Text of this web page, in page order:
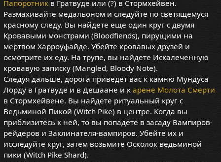
Папоротникв Гратвуде или (?) в Стормхейвен.
Размахивайте медальоном и следуйте по светящемуся
красному следу. Вы найдете еще один круг с двумя
Кровавыми монстрами (Bloodfiends), пирущими на
мертвом Харроуфайде. Убейте кровавых друзей и
осмотрите их еду. На трупе, вы найдете Искалеченную
кровавую записку (Mangled, Bloody Note).
Следуя дальше, дорога приведет вас к камню Мундуса
Лорду в Гратвуде и в Дешаане и к арене Молота Смерти
в Стормхейвене. Вы найдете ритуальный круг с
Ведьминой Пикой (Witch Pike) в центре. Когда вы
приблизитесь к ней, то вы попадёте в засаду Вампиров-
рейдеров и Заклинателя-вампиров. Убейте их и
исследуйте круг, затем возьмите Осколок ведьминой
пики (Witch Pike Shard).